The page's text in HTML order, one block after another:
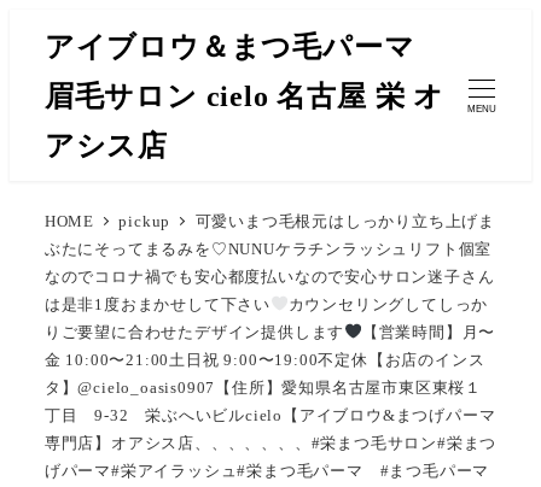
アイブロウ＆まつ毛パーマ
眉毛サロン cielo 名古屋 栄 オ
アシス店
MENU
HOME pickup
可愛いまつ毛根元はしっかり立ち上げま
ぶたにそってまるみを♡NUNUケラチンラッシュリフト︎︎︎︎︎個室
なのでコロナ禍でも安心︎︎︎︎︎都度払いなので安心サロン迷子さん
は是非1度おまかせして下さい
カウンセリングしてしっか
りご要望に合わせたデザイン提供します
【営業時間】月〜
金 10:00〜21:00土日祝 9:00〜19:00不定休【お店のインス
タ】@cielo_oasis0907【住所】愛知県名古屋市東区東桜１
丁目 9-32 栄ぶへいビルcielo【アイブロウ&まつげパーマ
専門店】オアシス店、、、、、、、#栄まつ毛サロン#栄まつ
げパーマ#栄アイラッシュ#栄まつ毛パーマ #まつ毛パーマ